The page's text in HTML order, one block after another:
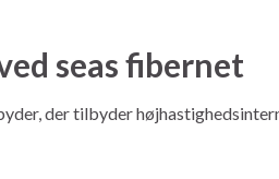
seas fibernet
der tilbyder